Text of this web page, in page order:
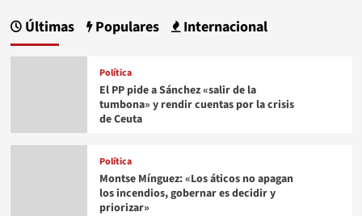
Últimas Populares Internacional
Política
El PP pide a Sánchez «salir de la
tumbona» y rendir cuentas por la crisis
de Ceuta
Política
Montse Mínguez: «Los áticos no apagan
los incendios, gobernar es decidir y
priorizar»